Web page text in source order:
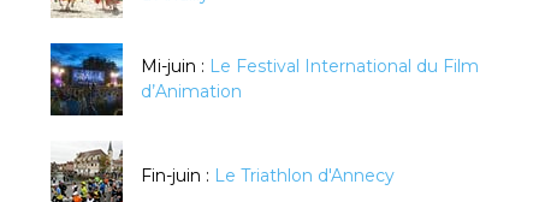
Mi-juin : Le Festival International du Film
d’Animation
Fin-juin : Le Triathlon d'Annecy